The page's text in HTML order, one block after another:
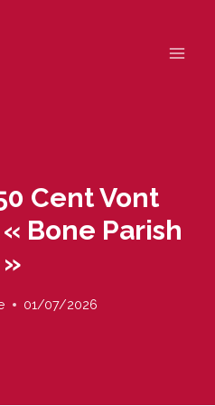
Cent Vont
Bone Parish
»
01/07/2026